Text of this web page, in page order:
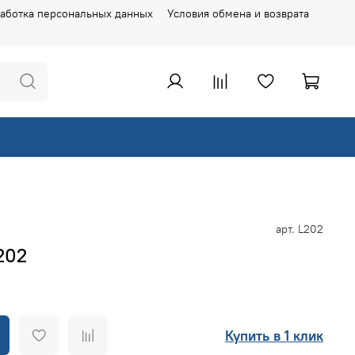
персональных данных Условия обмена и возврата
арт. L202
Купить в 1 клик